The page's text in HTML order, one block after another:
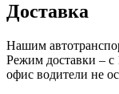
Доставка
Нашим
Режим доставки – с
офис водители не